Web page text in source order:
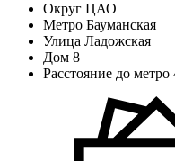
Округ ЦАО
Метро Бауманская
Улица Ладожская
Дом 8
Расстояние до метро